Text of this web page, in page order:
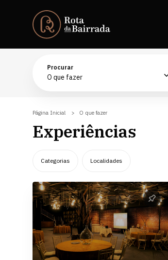
Procurar
O que fazer
Página Inicial O que fazer
Experiências
Categorias
Experiências by Rota da Bairrada
Experiências na Vinha
Experiências nas Caves e Adegas
Experiências na Natureza
Localidades
Águeda
Anadia
Aveiro
Cantanhede